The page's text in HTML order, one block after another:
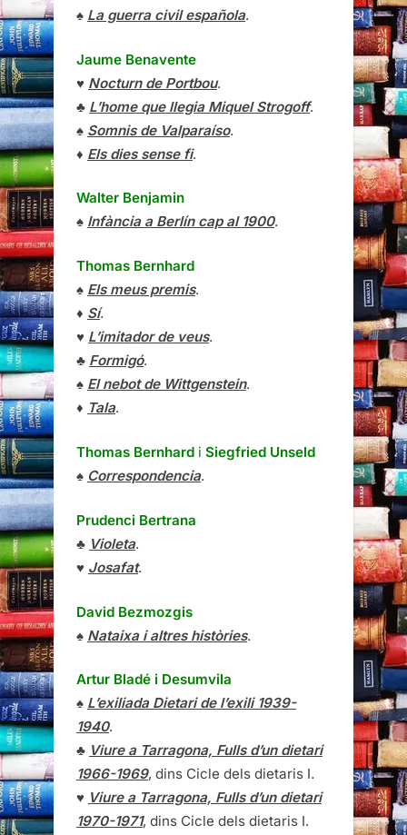
♠ La guerra civil española.
Jaume Benavente
♥ Nocturn de Portbou.
♣ L’home que llegia Miquel Strogoff.
♠ Somnis de Valparaíso.
♦ Els dies sense fi.
Walter Benjamin
♠ Infància a Berlín cap al 1900.
Thomas Bernhard
♠ Els meus premis.
♦ Sí.
♥ L’imitador de veus.
♣ Formigó.
♠ El nebot de Wittgenstein.
♦ Tala.
Thomas Bernhard i Siegfried Unseld
♠ Correspondencia.
Prudenci Bertrana
♣ Violeta.
♥ Josafat.
David Bezmozgis
♠ Nataixa i altres històries.
Artur Bladé i Desumvila
♠ L’exiliada Dietari de l’exili 1939-
1940.
♣ Viure a Tarragona, Fulls d’un dietari
1966-1969, dins Cicle dels dietaris I.
♥ Viure a Tarragona, Fulls d’un dietari
1970-1971, dins Cicle dels dietaris I.